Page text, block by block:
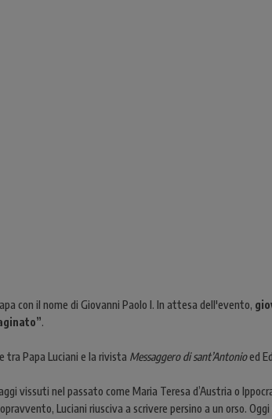
con il nome di Giovanni Paolo I. In attesa dell'evento,
.
tra Papa Luciani e la rivista Messaggero di sant’Antonioed
vissuti nel passato come Maria Teresa d’Austria o
Luciani riusciva a scrivere persino a un orso.